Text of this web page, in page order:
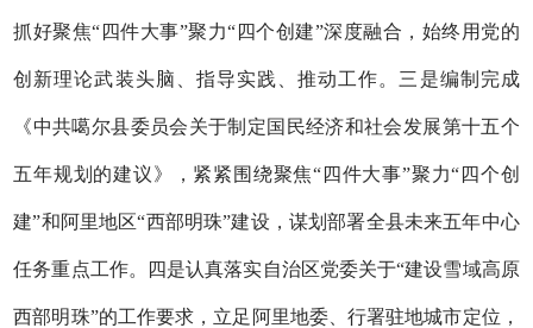
抓好聚焦“四件大事”聚力“四个创建”深度融合，始终用党的
创新理论武装头脑、指导实践、推动工作。三是编制完成
《中共噶尔县委员会关于制定国民经济和社会发展第十五个
五年规划的建议》，紧紧围绕聚焦“四件大事”聚力“四个创
建”和阿里地区“西部明珠”建设，谋划部署全县未来五年中心
任务重点工作。四是认真落实自治区党委关于“建设雪域高原
西部明珠”的工作要求，立足阿里地委、行署驻地城市定位，